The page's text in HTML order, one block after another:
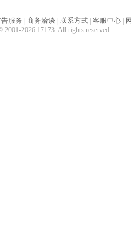
告服务 商务洽谈 联系方式 客服中心
2001-2026 17173. All rights reserved.